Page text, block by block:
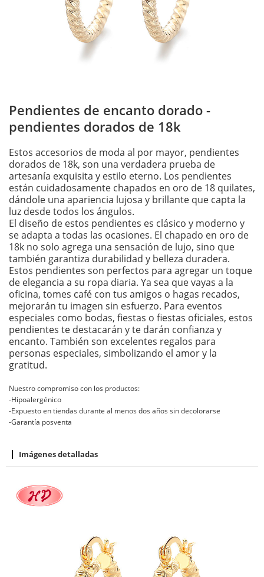
Pendientes de encanto dorado -
pendientes dorados de 18k
Estos accesorios de moda al por mayor, pendientes
dorados de 18k, son una verdadera prueba de
artesanía exquisita y estilo eterno. Los pendientes
están cuidadosamente chapados en oro de 18 quilates,
dándole una apariencia lujosa y brillante que capta la
luz desde todos los ángulos.
El diseño de estos pendientes es clásico y moderno y
se adapta a todas las ocasiones. El chapado en oro de
18k no solo agrega una sensación de lujo, sino que
también garantiza durabilidad y belleza duradera.
Estos pendientes son perfectos para agregar un toque
de elegancia a su ropa diaria. Ya sea que vayas a la
oficina, tomes café con tus amigos o hagas recados,
mejorarán tu imagen sin esfuerzo. Para eventos
especiales como bodas, fiestas o fiestas oficiales, estos
pendientes te destacarán y te darán confianza y
encanto. También son excelentes regalos para
personas especiales, simbolizando el amor y la
gratitud.
Nuestro compromiso con los productos:
-Hipoalergénico
-Expuesto en tiendas durante al menos dos años sin decolorarse
-Garantía posventa
Imágenes detalladas